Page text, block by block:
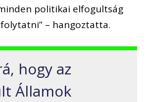
politikai elfogultság
– hangoztatta.
hogy az
Államok